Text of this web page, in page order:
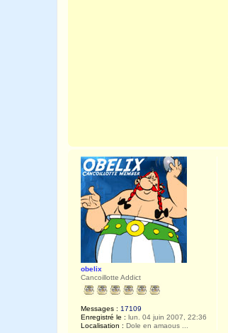
obelix
Cancoillotte Addict
Messages : 17109
Enregistré le : lun. 04 juin 2007, 22:36
Localisation : Dole en amaous ...